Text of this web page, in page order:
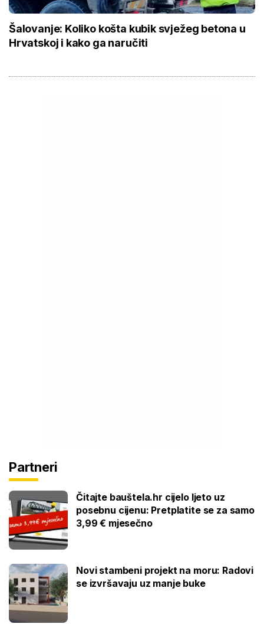
Šalovanje: Koliko košta kubik svježeg betona u
Hrvatskoj i kako ga naručiti
Partneri
Čitajte bauštela.hr cijelo ljeto uz
posebnu cijenu: Pretplatite se za samo
3,99 € mjesečno
Novi stambeni projekt na moru: Radovi
se izvršavaju uz manje buke